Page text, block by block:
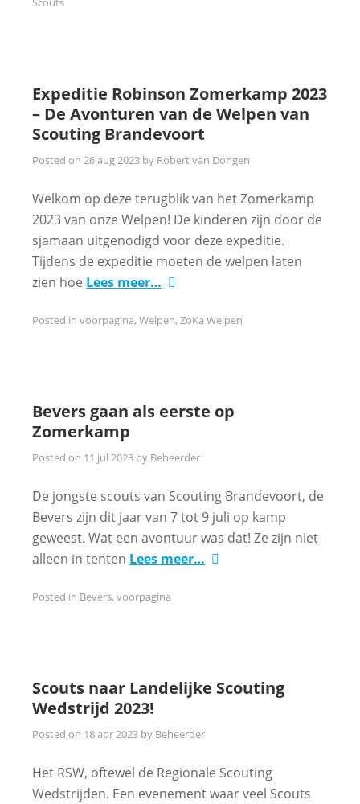
Expeditie Robinson Zomerkamp 2023
– De Avonturen van de Welpen van
Scouting Brandevoort
Posted on 26 aug 2023 by Robert van Dongen
Welkom op deze terugblik van het Zomerkamp
2023 van onze Welpen! De kinderen zijn door de
sjamaan uitgenodigd voor deze expeditie.
Tijdens de expeditie moeten de welpen laten
zien hoe Lees meer…
Posted in voorpagina, Welpen, ZoKa Welpen
Bevers gaan als eerste op
Zomerkamp
Posted on 11 jul 2023 by Beheerder
De jongste scouts van Scouting Brandevoort, de
Bevers zijn dit jaar van 7 tot 9 juli op kamp
geweest. Wat een avontuur was dat! Ze zijn niet
alleen in tenten Lees meer…
Posted in Bevers, voorpagina
Scouts naar Landelijke Scouting
Wedstrijd 2023!
Posted on 18 apr 2023 by Beheerder
Het RSW, oftewel de Regionale Scouting
Wedstrijden. Een evenement waar veel Scouts